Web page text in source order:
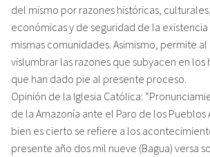
del mismo por razones históricas,
económicas y de seguridad de la
mismas comunidades. Asimismo, permite
vislumbrar las razones que subyacen en los
que han dado pie al presente proceso.
Opinión de la Iglesia Católica:
de la Amazonía ante el Paro de los Pueblos
bien es cierto se refiere a los
presente año dos mil nueve (Bagua) versa